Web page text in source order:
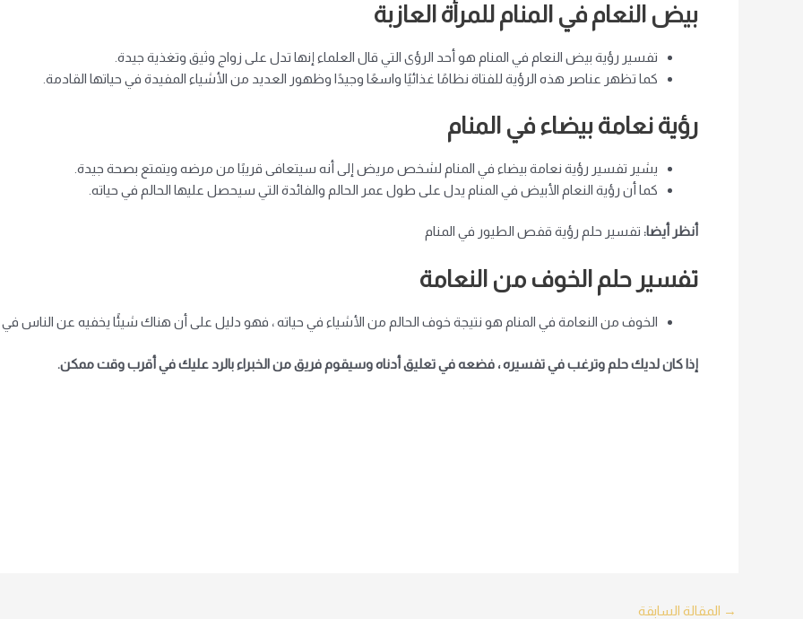
بيض النعام في المنام للمرأة العازبة
تفسير رؤية بيض النعام في المنام هو أحد الرؤى التي قال العلماء إنها تدل على زواج وثيق وتغذية جيدة.
كما تظهر عناصر هذه الرؤية للفتاة نظامًا غذائيًا واسعًا وجيدًا وظهور العديد من الأشياء المفيدة في حياتها القادمة.
رؤية نعامة بيضاء في المنام
يشير تفسير رؤية نعامة بيضاء في المنام لشخص مريض إلى أنه سيتعافى قريبًا من مرضه ويتمتع بصحة جيدة.
كما أن رؤية النعام الأبيض في المنام يدل على طول عمر الحالم والفائدة التي سيحصل عليها الحالم في حياته.
أنظر أيضا: تفسير حلم رؤية قفص الطيور في المنام
تفسير حلم الخوف من النعامة
الخوف من النعامة في المنام هو نتيجة خوف الحالم من الأشياء في حياته ، فهو دليل على أن هناك شيئًا يخفيه عن الناس
إذا كان لديك حلم وترغب في تفسيره ، فضعه في تعليق أدناه وسيقوم فريق من الخبراء بالرد عليك في أقرب وقت ممكن.
Post
→ المقالة السابقة